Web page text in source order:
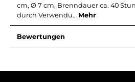
cm, Ø 7 cm, Brenndauer ca. 40
durch Verwendu… Mehr
Bewertungen